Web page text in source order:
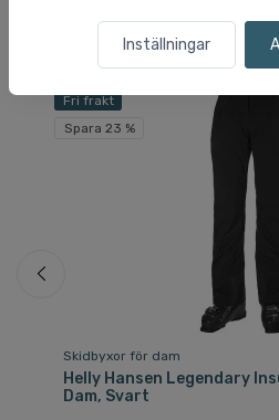
Inställningar
Fri frakt
Spara 23 %
Skidbyxor för dam
Helly Hansen Legendary
Dam, Svart